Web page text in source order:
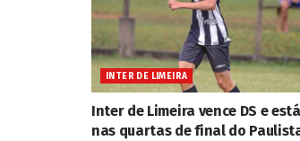
INTER DE LIMEIRA
Inter de Limeira vence DS e está
nas quartas de final do